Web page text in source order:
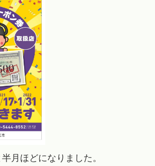
月ほどになりました。